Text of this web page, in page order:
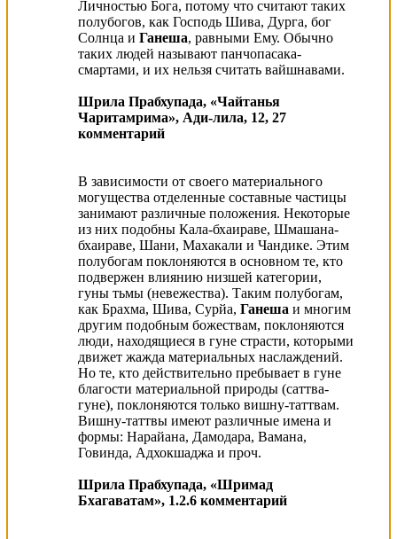
Личностью Бога, потому что считают таких
полубогов, как Господь Шива, Дурга, бог
Солнца и Ганеша, равными Ему. Обычно
таких людей называют панчопасака-
смартами, и их нельзя считать вайшнавами.
Шрила Прабхупада, «Чайтанья
Чаритамрима», Ади-лила, 12, 27
комментарий
В зависимости от своего материального
могущества отделенные составные частицы
занимают различные положения. Некоторые
из них подобны Кала-бхаираве, Шмашана-
бхаираве, Шани, Махакали и Чандике. Этим
полубогам поклоняются в основном те, кто
подвержен влиянию низшей категории,
гуны тьмы (невежества). Таким полубогам,
как Брахма, Шива, Сурйа, Ганеша и многим
другим подобным божествам, поклоняются
люди, находящиеся в гуне страсти, которыми
движет жажда материальных наслаждений.
Но те, кто действительно пребывает в гуне
благости материальной природы (саттва-
гуне), поклоняются только вишну-таттвам.
Вишну-таттвы имеют различные имена и
формы: Нарайана, Дамодара, Вамана,
Говинда, Адхокшаджа и проч.
Шрила Прабхупада, «Шримад
Бхагаватам», 1.2.6 комментарий